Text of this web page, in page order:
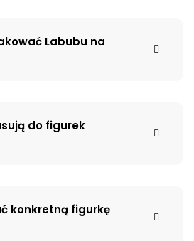
Labubu na
do figurek
konkretną figurkę